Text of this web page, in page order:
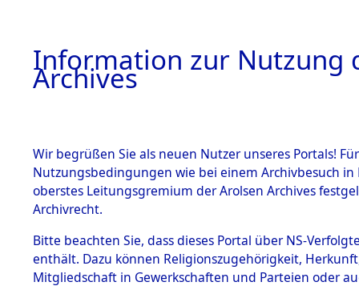
BESTÄNDE
1.
Information zur Nutzung
Archives
Wir begrüßen Sie als neuen Nutzer unseres Portals!
Nutzungsbedingungen wie bei einem Archivbesuch
oberstes Leitungsgremium der Arolsen Archives
Archivrecht.
Bitte beachten Sie, dass dieses Portal über NS-
enthält. Dazu können Religionszugehörigkeit,
Mitgliedschaft in Gewerkschaften und Parteien oder